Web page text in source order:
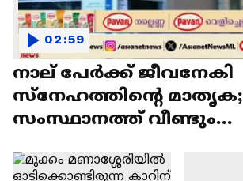
നാല്‌ പേർക്ക് ജീവനേകി
സ്നേഹത്തിന്റെ മാതൃക;
സംസ്ഥാനത്ത് വീണ്ടും
02:59